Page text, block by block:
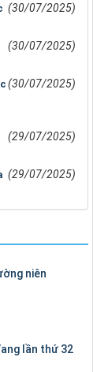
(30/07/2025)
(30/07/2025)
(30/07/2025)
(29/07/2025)
(29/07/2025)
niên
lần thứ 32